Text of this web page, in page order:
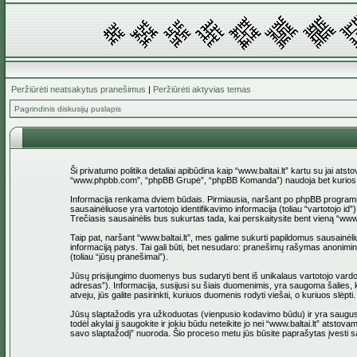
Peržiūrėti neatsakytus pranešimus | Peržiūrėti aktyvias temas
Pagrindinis diskusijų puslapis
Ši privatumo politika detaliai apibūdina kaip “www.baltai.lt” kartu su jai
“www.phpbb.com”, “phpBB Grupė”, “phpBB Komanda”) naudoja bet
Informacija renkama dviem būdais. Pirmiausia, naršant po phpBB
sausainėliuose yra vartotojo identifikavimo informacija (toliau “vartotojo
Trečiasis sausainėlis bus sukurtas tada, kai perskaitysite bent vieną
Taip pat, naršant “www.baltai.lt”, mes galime sukurti papildomus
informaciją patys. Tai gali būti, bet nesudaro: pranešimų rašymas
(toliau “jūsų pranešimai”).
Jūsų prisijungimo duomenys bus sudaryti bent iš unikalaus vartotojo
adresas”). Informacija, susijusi su šiais duomenimis, yra saugoma
atveju, jūs galite pasirinkti, kuriuos duomenis rodyti viešai, o kuriuos
Jūsų slaptažodis yra užkoduotas (vienpusio kodavimo būdu) ir yra
todėl akylai jį saugokite ir jokiu būdu neteikite jo nei “www.baltai.lt”
savo slaptažodį” nuoroda. Šio proceso metu jūs būsite paprašytas įvesti